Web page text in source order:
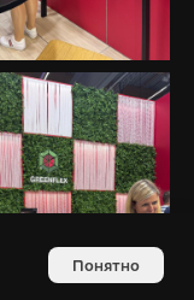
Понятно